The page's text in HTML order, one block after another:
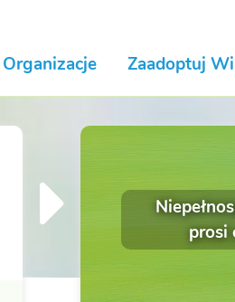
Organizacje Zaadoptuj
prosi